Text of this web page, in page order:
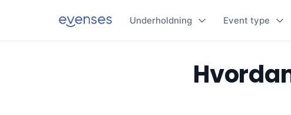
Underholdning Event type